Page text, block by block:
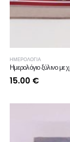
ΗΜΕΡΟΛΟΓΙΑ
Ημερολόγιο ξύλινο με
15.00 €